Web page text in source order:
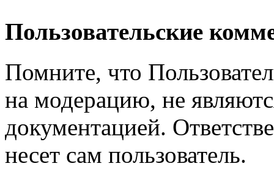
Пользовательские
Помните, что
на модерацию, не
документацией.
несет сам пользователь.